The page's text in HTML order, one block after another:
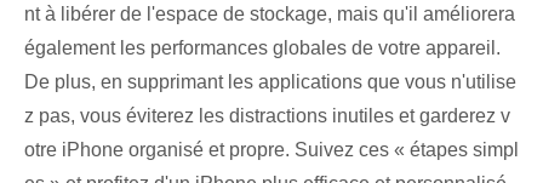
nt à libérer de l'espace de stockage, mais qu'il améliorera
également les performances globales de votre appareil.
De plus, en supprimant les applications que vous n'utilise
z pas, vous éviterez les distractions inutiles et garderez v
otre iPhone organisé et propre. Suivez ces « étapes simpl